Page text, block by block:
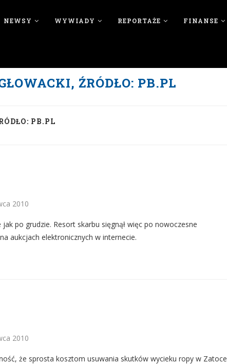
NEWSY WYWIADY REPORTAŻE FINANSE
ŹRÓDŁO: PB.PL
PB.PL
2010
po grudzie. Resort skarbu sięgnął więc po nowoczesne
aukcjach elektronicznych w internecie.
2010
że sprosta kosztom usuwania skutków wycieku ropy w Zatoce